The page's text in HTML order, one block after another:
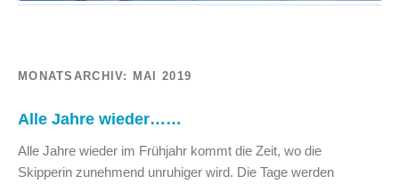
MONATSARCHIV: MAI 2019
Alle Jahre wieder……
Alle Jahre wieder im Frühjahr kommt die Zeit, wo die
Skipperin zunehmend unruhiger wird. Die Tage werden